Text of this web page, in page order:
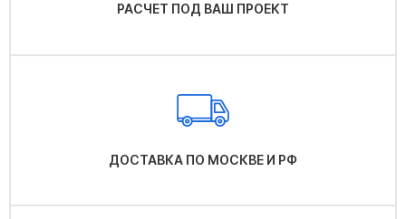
РАСЧЕТ ПОД ВАШ ПРОЕКТ
ДОСТАВКА ПО МОСКВЕ И РФ